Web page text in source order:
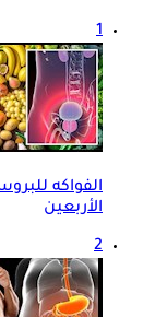
1
الفواكه
الأربعين
2